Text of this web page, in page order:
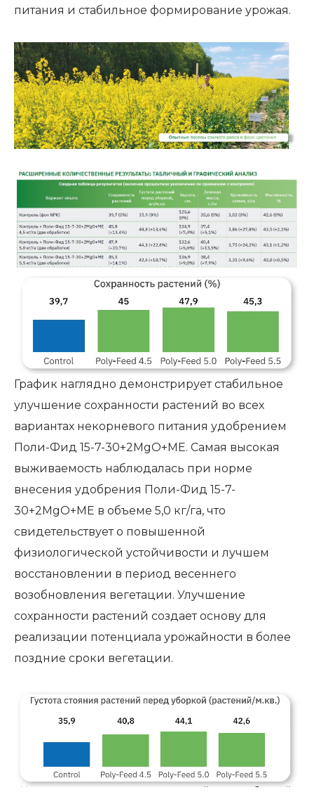
питания и стабильное формирование урожая.
График наглядно демонстрирует стабильное
улучшение сохранности растений во всех
вариантах некорневого питания удобрением
Поли-Фид 15-7-30+2MgO+ME. Самая высокая
выживаемость наблюдалась при норме
внесения удобрения Поли-Фид 15-7-
30+2MgO+ME в объеме 5,0 кг/га, что
свидетельствует о повышенной
физиологической устойчивости и лучшем
восстановлении в период весеннего
возобновления вегетации. Улучшение
сохранности растений создает основу для
реализации потенциала урожайности в более
поздние сроки вегетации.